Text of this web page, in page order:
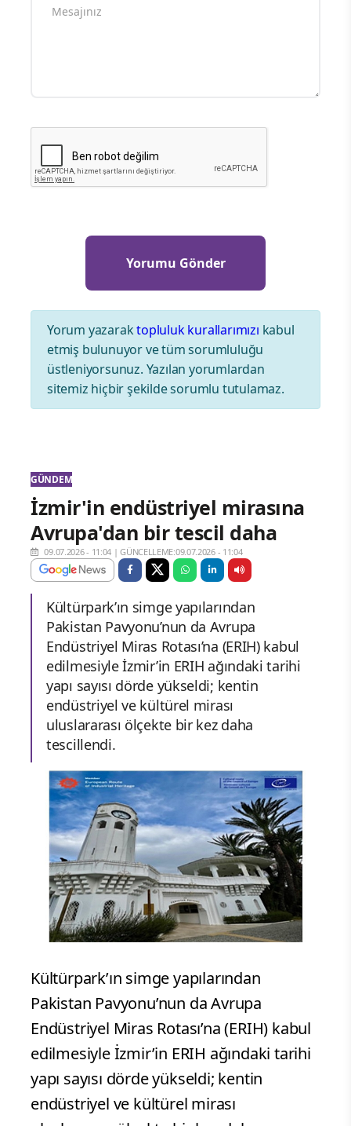
Yorum yazaraktopluluk kurallarımızı kabul
etmiş bulunuyor ve tüm sorumluluğu
üstleniyorsunuz. Yazılan yorumlardan
sitemiz hiçbir şekilde sorumlu tutulamaz.
GÜNDEM
İzmir'in endüstriyel mirasına
Avrupa'dan bir tescil daha
09.07.2026 - 11:04 |GÜNCELLEME:09.07.2026 - 11:04
Kültürpark’ın simge yapılarından
Pakistan Pavyonu’nun da Avrupa
Endüstriyel Miras Rotası’na (ERIH) kabul
edilmesiyle İzmir’in ERIH ağındaki tarihi
yapı sayısı dörde yükseldi; kentin
endüstriyel ve kültürel mirası
uluslararası ölçekte bir kez daha
tescillendi.
Kültürpark’ın simge yapılarından
Pakistan Pavyonu’nun da Avrupa
Endüstriyel Miras Rotası’na (ERIH) kabul
edilmesiyle İzmir’in ERIH ağındaki tarihi
yapı sayısı dörde yükseldi; kentin
endüstriyel ve kültürel mirası